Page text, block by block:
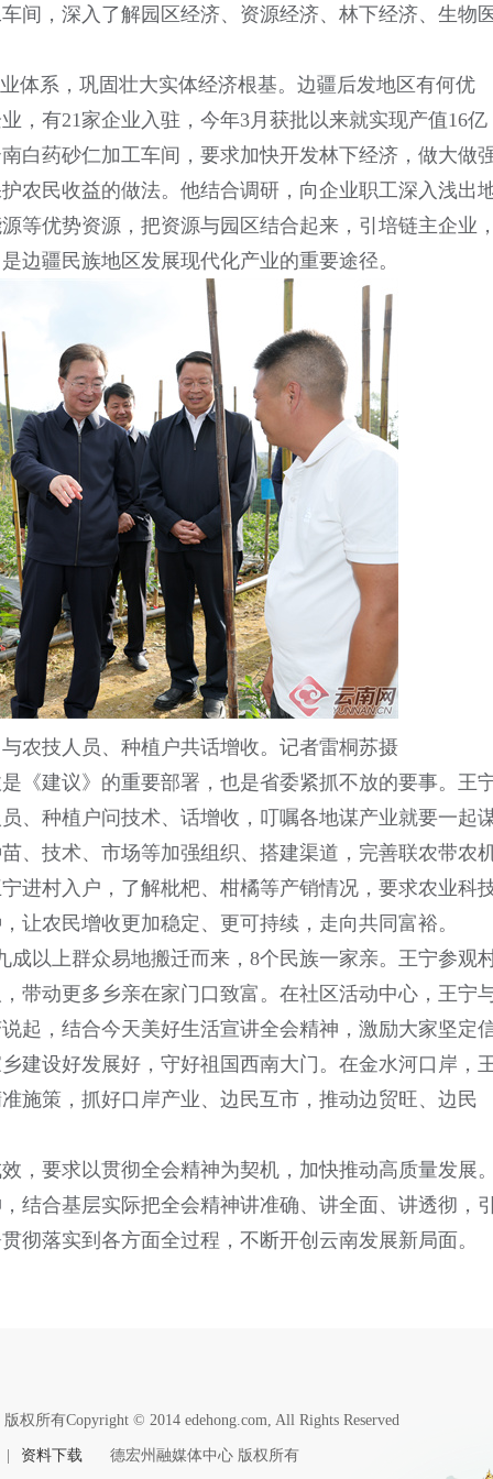
间，深入了解园区经济、资源经济、林下经济、生物
体系，巩固壮大实体经济根基。边疆后发地区有何优
，有21家企业入驻，今年3月获批以来就实现产值16亿
白药砂仁加工车间，要求加快开发林下经济，做大做
农民收益的做法。他结合调研，向企业职工深入浅出
等优势资源，把资源与园区结合起来，引培链主企业，
边疆民族地区发展现代化产业的重要途径。
农技人员、种植户共话增收。记者雷桐苏摄
《建议》的重要部署，也是省委紧抓不放的要事。王
、种植户问技术、话增收，叮嘱各地谋产业就要一起
、技术、市场等加强组织、搭建渠道，完善联农带农
进村入户，了解枇杷、柑橘等产销情况，要求农业科
让农民增收更加稳定、更可持续，走向共同富裕。
成以上群众易地搬迁而来，8个民族一家亲。王宁参观
带动更多乡亲在家门口致富。在社区活动中心，王宁
起，结合今天美好生活宣讲全会精神，激励大家坚定
建设好发展好，守好祖国西南大门。在金水河口岸，
施策，抓好口岸产业、边民互市，推动边贸旺、边民
，要求以贯彻全会精神为契机，加快推动高质量发展。
结合基层实际把全会精神讲准确、讲全面、讲透彻，引
彻落实到各方面全过程，不断开创云南发展新局面。
版权所有Copyright © 2014 edehong.com, All Rights Reserved
资料下载 德宏州融媒体中心 版权所有